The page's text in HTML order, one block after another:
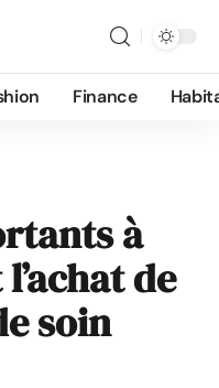
Finance
à
de
soin